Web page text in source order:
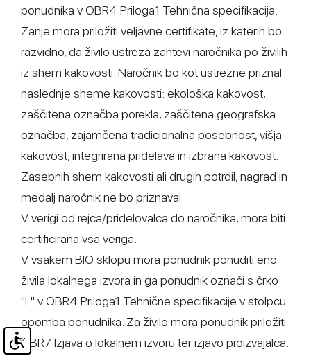
ponudnika v OBR4 Priloga1 Tehnična specifikacija.
Zanje mora priložiti veljavne certifikate, iz katerih bo
razvidno, da živilo ustreza zahtevi naročnika po živilih
iz shem kakovosti. Naročnik bo kot ustrezne priznal
naslednje sheme kakovosti: ekološka kakovost,
zaščitena označba porekla, zaščitena geografska
označba, zajamčena tradicionalna posebnost, višja
kakovost, integrirana pridelava in izbrana kakovost.
Zasebnih shem kakovosti ali drugih potrdil, nagrad in
medalj naročnik ne bo priznaval.
V verigi od rejca/pridelovalca do naročnika, mora biti
certificirana vsa veriga.
V vsakem BIO sklopu mora ponudnik ponuditi eno
živila lokalnega izvora in ga ponudnik označi s črko
"L" v OBR4 Priloga1 Tehnične specifikacije v stolpcu
opomba ponudnika. Za živilo mora ponudnik priložiti
OBR7 Izjava o lokalnem izvoru ter izjavo proizvajalca.